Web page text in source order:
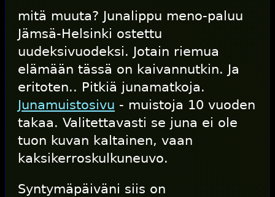
mitä muuta? Junalippu meno-paluu
Jämsä-Helsinki ostettu
uudeksivuodeksi. Jotain riemua
elämään tässä on kaivannutkin. Ja
eritoten.. Pitkiä junamatkoja.
Junamuistosivu - muistoja 10 vuoden
takaa. Valitettavasti se juna ei ole
tuon kuvan kaltainen, vaan
kaksikerroskulkuneuvo.
Syntymäpäiväni siis on